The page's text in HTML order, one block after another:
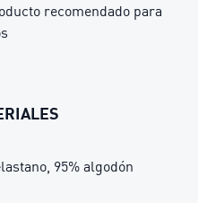
recomendado para
95% algodón